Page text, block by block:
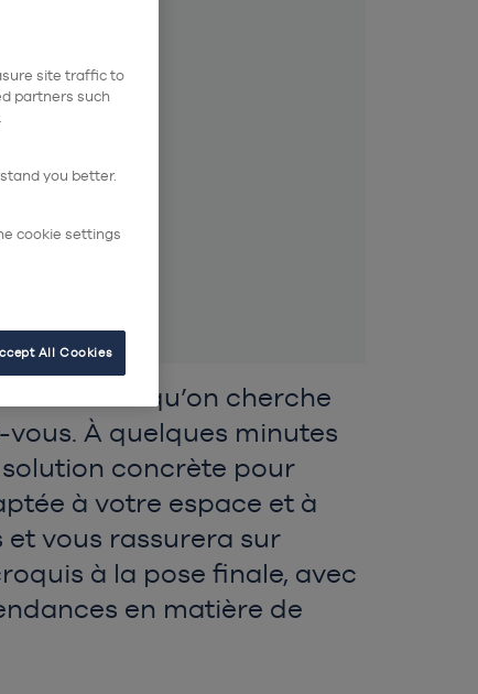
tête lorsqu’on cherche
À quelques minutes
concrète pour
à votre espace et à
vous rassurera sur
à la pose finale, avec
en matière de
site traffic to
partners such
you better.
cookie settings
All Cookies